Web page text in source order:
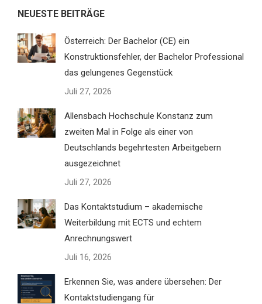
NEUESTE BEITRÄGE
Österreich: Der Bachelor (CE) ein
Konstruktionsfehler, der Bachelor Professional
das gelungenes Gegenstück
Juli 27, 2026
Allensbach Hochschule Konstanz zum
zweiten Mal in Folge als einer von
Deutschlands begehrtesten Arbeitgebern
ausgezeichnet
Juli 27, 2026
Das Kontaktstudium – akademische
Weiterbildung mit ECTS und echtem
Anrechnungswert
Juli 16, 2026
Erkennen Sie, was andere übersehen: Der
Kontaktstudiengang für